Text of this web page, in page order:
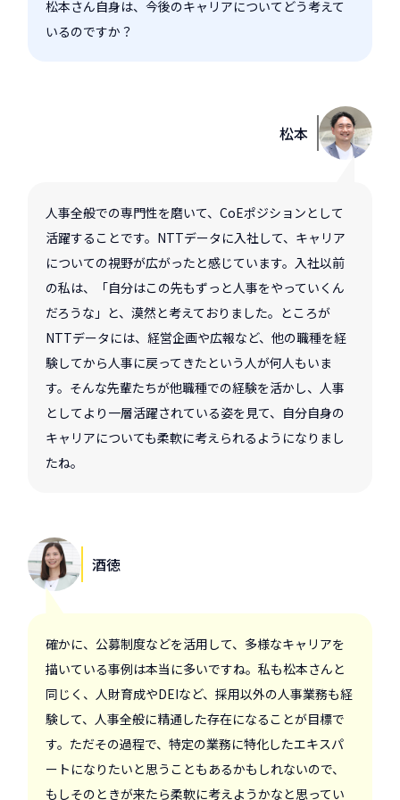
松本さん自身は、今後のキャリアについてどう考えて
いるのですか？
松本
人事全般での専門性を磨いて、CoEポジションとして
活躍することです。NTTデータに入社して、キャリア
についての視野が広がったと感じています。入社以前
の私は、「自分はこの先もずっと人事をやっていくん
だろうな」と、漠然と考えておりました。ところが
NTTデータには、経営企画や広報など、他の職種を経
験してから人事に戻ってきたという人が何人もいま
す。そんな先輩たちが他職種での経験を活かし、人事
としてより一層活躍されている姿を見て、自分自身の
キャリアについても柔軟に考えられるようになりまし
たね。
酒徳
確かに、公募制度などを活用して、多様なキャリアを
描いている事例は本当に多いですね。私も松本さんと
同じく、人財育成やDEIなど、採用以外の人事業務も経
験して、人事全般に精通した存在になることが目標で
す。ただその過程で、特定の業務に特化したエキスパ
ートになりたいと思うこともあるかもしれないので、
もしそのときが来たら柔軟に考えようかなと思ってい